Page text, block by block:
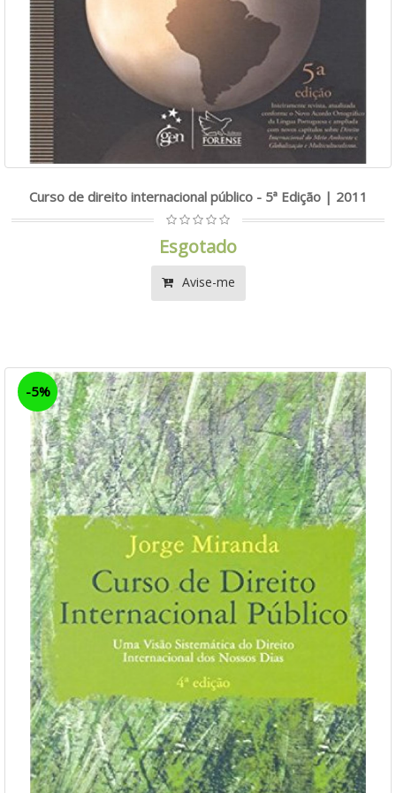
Curso de direito internacional público - 5ª Edição | 2011
Esgotado
Avise-me
-5%